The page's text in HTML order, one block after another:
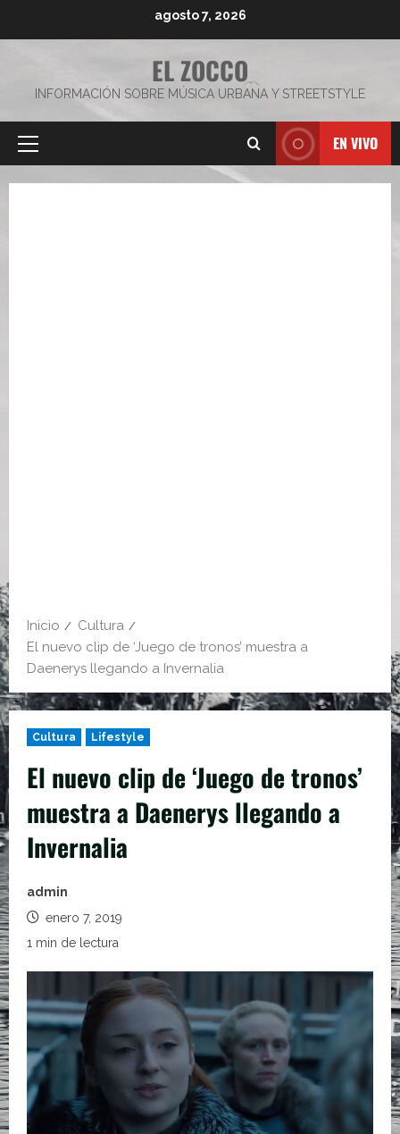
agosto 7, 2026
EL ZOCCO
INFORMACIÓN SOBRE MÚSICA URBANA Y STREETSTYLE
Menú
EN VIVO
Inicio
Cultura
El nuevo clip de ‘Juego de tronos’ muestra a
Daenerys llegando a Invernalia
Cultura Lifestyle
El nuevo clip de ‘Juego de tronos’
muestra a Daenerys llegando a
Invernalia
admin
enero 7, 2019
1 min de lectura